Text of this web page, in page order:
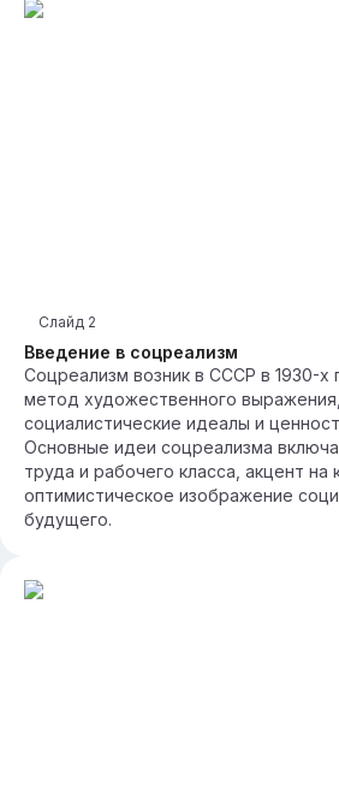
Введение в соцреализм
Слайд 2
Соцреализм возник в СССР в 1930-х
метод художественного
социалистические идеалы и
Основные идеи соцреализма
труда и рабочего класса, акцент на
оптимистическое изображение
будущего.